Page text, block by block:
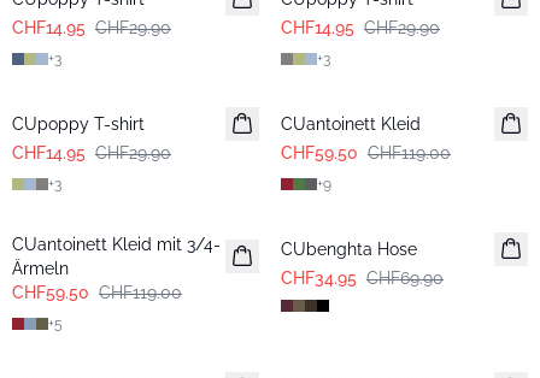
CHF14.95 CHF29.90
+3
CHF14.95 CHF29.90
+3
CUpoppy T-shirt
CHF14.95 CHF29.90
+3
CUantoinett Kleid
CHF59.50 CHF119.00
+9
CUantoinett Kleid mit 3/4-
Ärmeln
CHF59.50 CHF119.00
+5
CUbenghta Hose
CHF34.95 CHF69.90